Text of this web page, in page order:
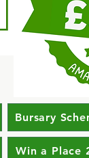
Bursary
Win a Place